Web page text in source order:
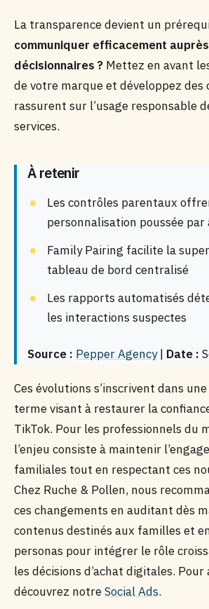
La transparence devient un
communiquer efficacement
décisionnaires ? Mettez en avant
de votre marque et développez des
rassurent sur l’usage responsable
services.
À retenir
Les contrôles parentaux
personnalisation poussée
Family Pairing facilite la
tableau de bord centralisé
Les rapports automatisés
les interactions suspectes
Source : Pepper Agency| Date :
Ces évolutions s’inscrivent dans
terme visant à restaurer la
TikTok. Pour les professionnels du
l’enjeu consiste à maintenir
familiales tout en respectant ces
Chez Ruche & Pollen, nous
ces changements en auditant dès
contenus destinés aux familles et
personas pour intégrer le rôle
les décisions d’achat digitales.
découvrez notreSocial Ads.